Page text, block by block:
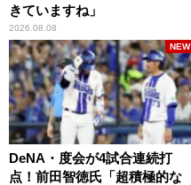
きていますね」
2026.08.08
DeNA・度会が4試合連続打
点！前田智徳氏「超積極的な
NEW